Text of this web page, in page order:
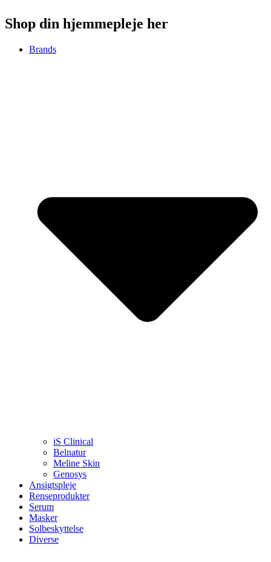
Shop din hjemmepleje her
Brands
iS Clinical
Belnatur
Meline Skin
Genosys
Ansigtspleje
Renseprodukter
Serum
Masker
Solbeskyttelse
Diverse